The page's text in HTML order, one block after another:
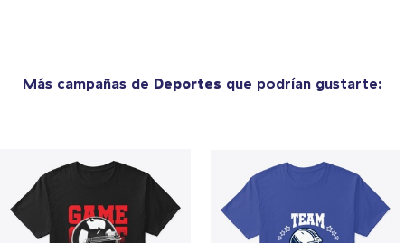
Más campañas de Deportes que podrían gustarte: